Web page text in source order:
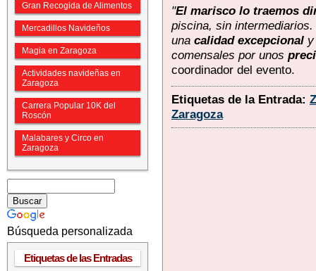
Gran Recogida de Alimentos
Mercadillos Navideños
Magia en Zaragoza
Actividades navideñas en
Zaragoza
Carrera Popular 10K del
Roscón
Malabares y Circo en
Zaragoza
Búsqueda personalizada
Etiquetas de las Entradas
"El marisco lo traemos
piscina, sin
una calidad excepcional
comensales por unos
coordinador del evento.
Etiquetas de la Entrada:
Zaragoza